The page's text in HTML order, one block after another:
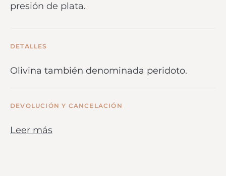
presión de plata.
DETALLES
Olivina también denominada peridoto.
DEVOLUCIÓN Y CANCELACIÓN
Leer más